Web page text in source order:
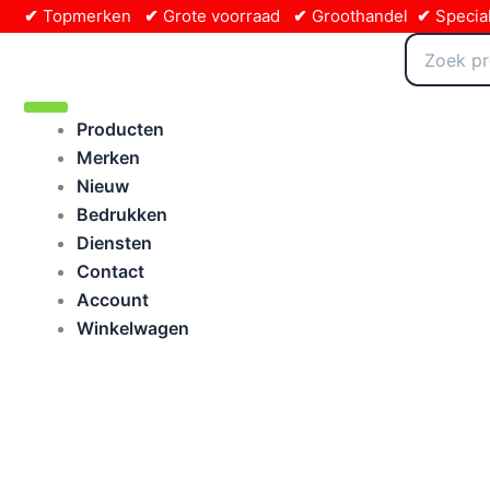
inhoud
✔ Topmerken ✔ Grote voorraad ✔ Groothandel ✔
Zoeken
naar:
Producten
Merken
Nieuw
Bedrukken
Diensten
Contact
Account
Winkelwagen